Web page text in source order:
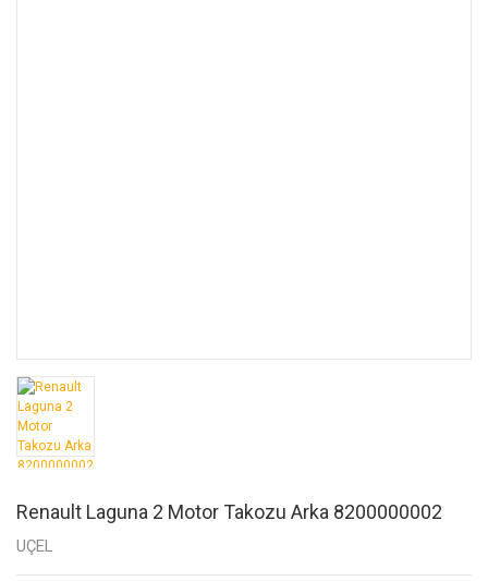
Renault Laguna 2 Motor Takozu Arka 8200000002
UÇEL